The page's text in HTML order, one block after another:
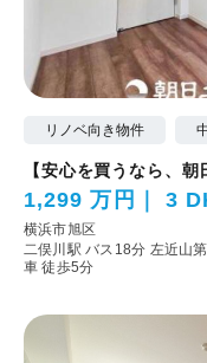
リノベ向き物件
【安心を買うなら、
1,299 万円 3
横浜市旭区
二俣川駅 バス18分 左近山
車 徒歩5分